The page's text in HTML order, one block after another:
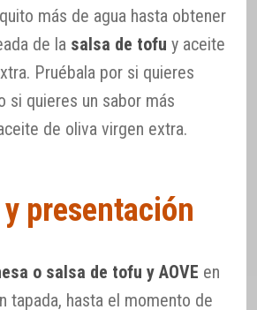
más de agua hasta obtener
de la salsa de tofu y aceite
Pruébala por si quieres
si quieres un sabor más
de oliva virgen extra.
presentación
o salsa de tofu y AOVE en
tapada, hasta el momento de